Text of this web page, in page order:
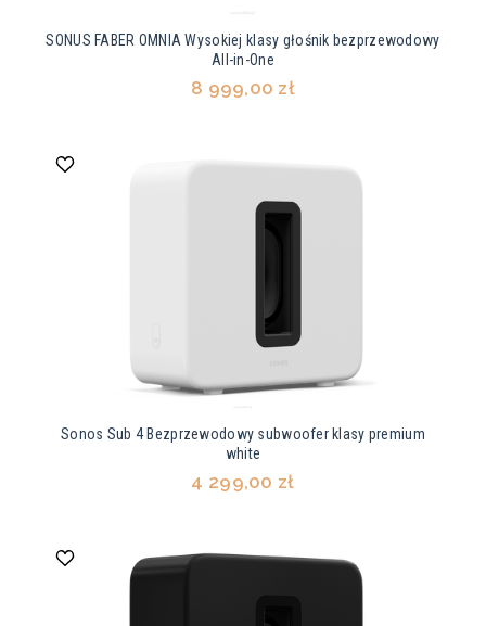
SONUS FABER OMNIA Wysokiej klasy głośnik bezprzewodowy
All-in-One
8 999,00 zł
Sonos Sub 4 Bezprzewodowy subwoofer klasy premium
white
4 299,00 zł